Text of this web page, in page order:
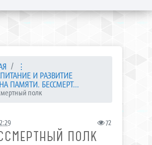
⋮
И РАЗВИТИЕ
ПАМЯТИ. БЕССМЕРТ...
полк
72
ПОЛК